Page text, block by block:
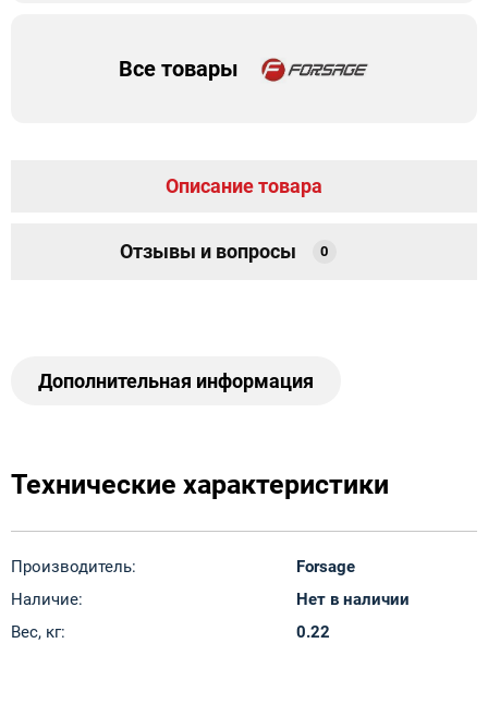
Все товары
Описание товара
Отзывы и вопросы 0
Дополнительная информация
Технические характеристики
Производитель:
Forsage
Наличие:
Нет в наличии
Вес, кг:
0.22